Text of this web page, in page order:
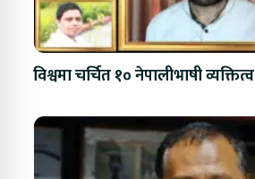
विश्वमा चर्चित १० नेपालीभाषी व्यक्तित्व